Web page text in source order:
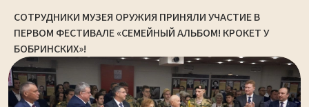
СОТРУДНИКИ МУЗЕЯ ОРУЖИЯ ПРИНЯЛИ УЧАСТИЕ В
ПЕРВОМ ФЕСТИВАЛЕ «СЕМЕЙНЫЙ АЛЬБОМ! КРОКЕТ У
БОБРИНСКИХ»!